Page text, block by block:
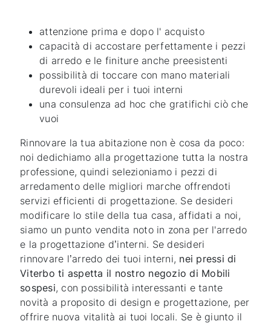
attenzione prima e dopo l' acquisto
capacità di accostare perfettamente i pezzi
di arredo e le finiture anche preesistenti
possibilità di toccare con mano materiali
durevoli ideali per i tuoi interni
una consulenza ad hoc che gratifichi ciò che
vuoi
Rinnovare la tua abitazione non è cosa da poco:
noi dedichiamo alla progettazione tutta la nostra
professione, quindi selezioniamo i pezzi di
arredamento delle migliori marche offrendoti
servizi efficienti di progettazione. Se desideri
modificare lo stile della tua casa, affidati a noi,
siamo un punto vendita noto in zona per l'arredo
e la progettazione d’interni. Se desideri
rinnovare l’arredo dei tuoi interni, nei pressi di
Viterbo ti aspetta il nostro negozio di Mobili
sospesi, con possibilità interessanti e tante
novità a proposito di design e progettazione, per
offrire nuova vitalità ai tuoi locali. Se è giunto il